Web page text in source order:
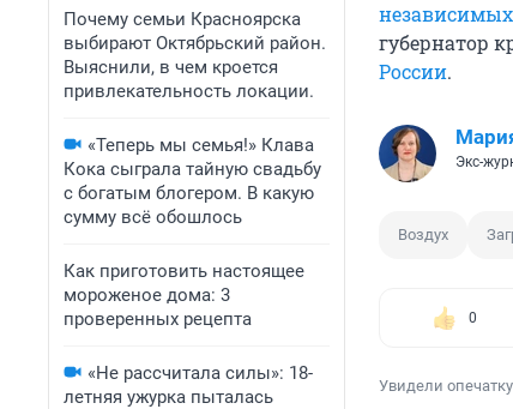
Почему семьи Красноярска
выбирают Октябрьский район.
Выяснили, в чем кроется
привлекательность локации.
«Теперь мы семья!» Клава
Кока сыграла тайную свадьбу
с богатым блогером. В какую
сумму всё обошлось
Как приготовить настоящее
мороженое дома: 3
проверенных рецепта
«Не рассчитала силы»: 18-
летняя ужурка пыталась
губернатор
России.
Экс-
Воздух
0
Увидели